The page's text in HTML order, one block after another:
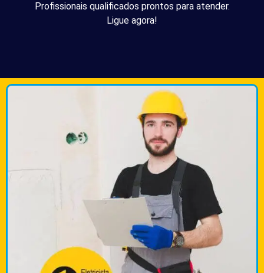
Profissionais qualificados prontos para atender.
Ligue agora!